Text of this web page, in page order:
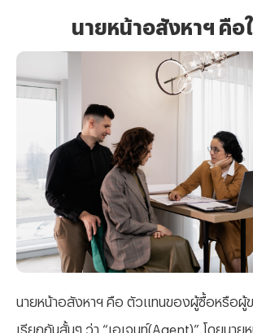
นายหน้าอสังหาฯ คือ
นายหน้าอสังหาฯ คือ ตัวแทนของผู้ซื้อหรือผู้ข
เรียกกันสั้นๆ ว่า “เอเจนท์(Agent)” โดยนาย